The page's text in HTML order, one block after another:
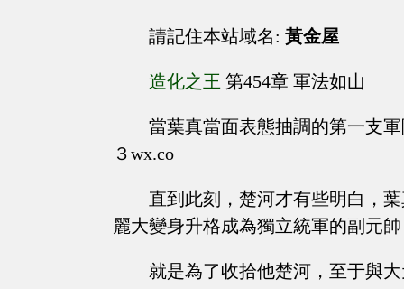
請記住本站域名: 黃金屋
造化之王 第454章 軍法如山
當葉真當面表態抽調的第一支
３wx.co
直到此刻，楚河才有些明白，
麗大變身升格成為獨立統軍的副元
就是為了收拾他楚河，至于與